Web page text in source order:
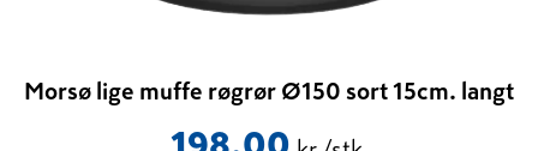
Morsø lige muffe røgrør Ø150 sort 15cm. langt